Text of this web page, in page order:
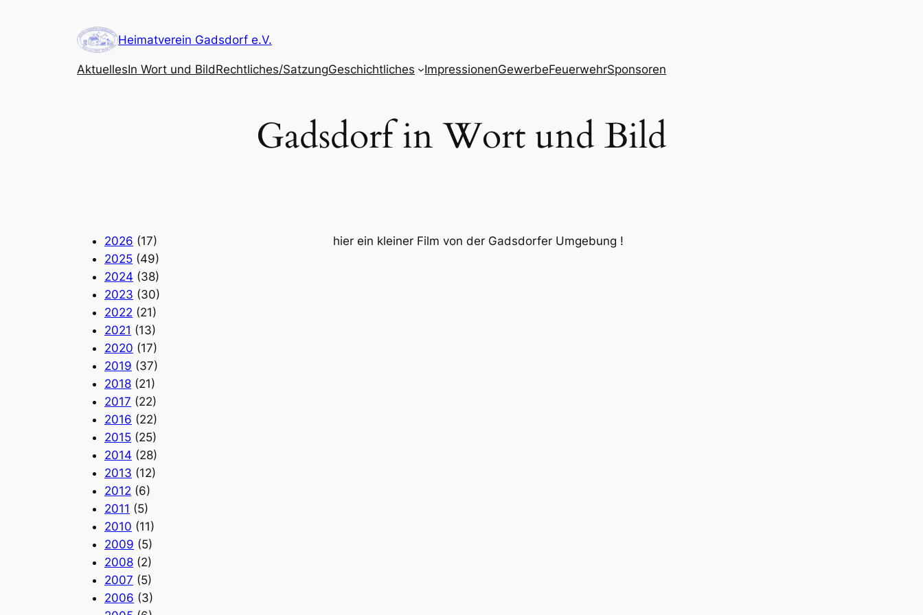
Heimatverein Gadsdorf e.V.
AktuellesIn Wort und BildRechtliches/SatzungGeschichtliches ImpressionenGewerbeFeuerwehrSponsoren
Gadsdorf in Wort und Bild
2026 (17)
2025 (49)
2024 (38)
2023 (30)
2022 (21)
2021 (13)
2020 (17)
2019 (37)
2018 (21)
2017 (22)
2016 (22)
2015 (25)
2014 (28)
2013 (12)
2012 (6)
2011 (5)
2010 (11)
2009 (5)
2008 (2)
2007 (5)
2006 (3)
hier ein kleiner Film von der Gadsdorfer Umgebung !